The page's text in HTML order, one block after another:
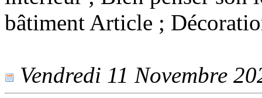
bâtiment Article ;
Vendredi 11 Novembre